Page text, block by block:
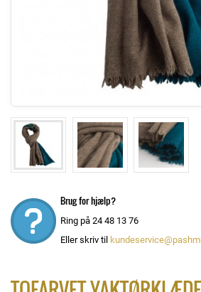
Brug for hjælp?
Ring på 24 48 13 76
Eller skriv til